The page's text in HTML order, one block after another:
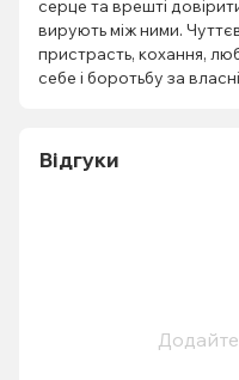
серце та врешті
вирують між ними.
пристрасть, кохання,
себе і боротьбу за власні
Відгуки